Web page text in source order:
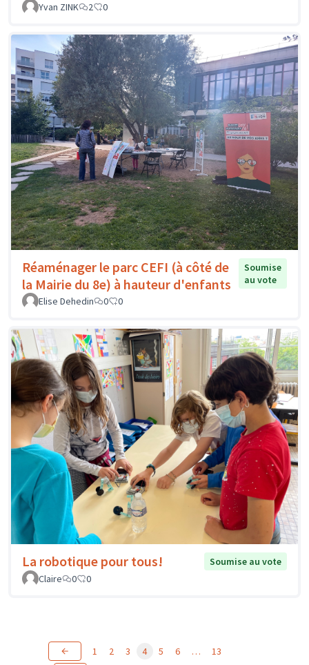
Yvan ZINK 2 0
Réaménager le parc CEFI (à côté de
la Mairie du 8e) à hauteur d'enfants
Soumise
au vote
Elise Dehedin
0 0
La robotique pour tous!
Soumise au vote
Claire
0 0
1 2 3 4 5 6 … 13